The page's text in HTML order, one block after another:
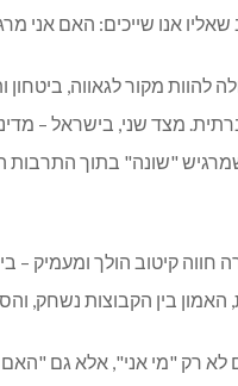
שאליו אנו שייכים: האם אני
להוות מקור לגאווה,
מצד שני, בישראל –
שמרגיש "שונה" בתוך
קיטוב הולך ומעמיק –
בין הקבוצות נשחק,
רק "מי אני", אלא גם "האם